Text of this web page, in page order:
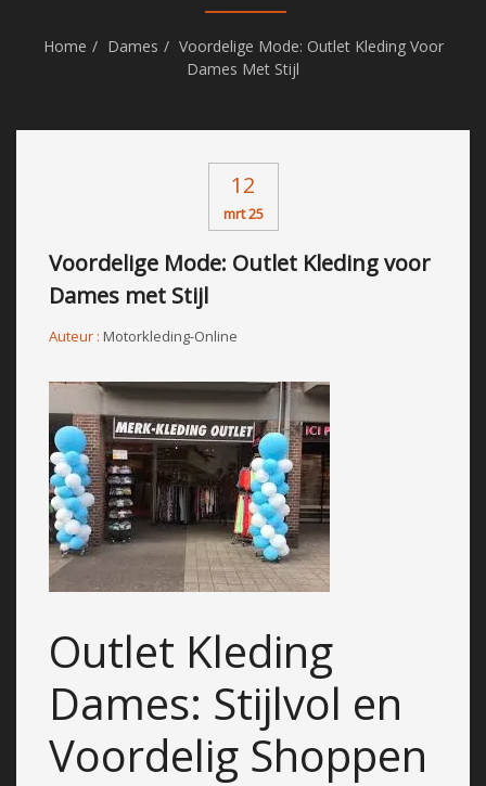
Home Dames
Voordelige Mode: Outlet Kleding Voor
Dames Met Stijl
12
mrt 25
Voordelige Mode: Outlet Kleding voor
Dames met Stijl
Auteur : Motorkleding-Online
Outlet Kleding
Dames: Stijlvol en
Voordelig Shoppen